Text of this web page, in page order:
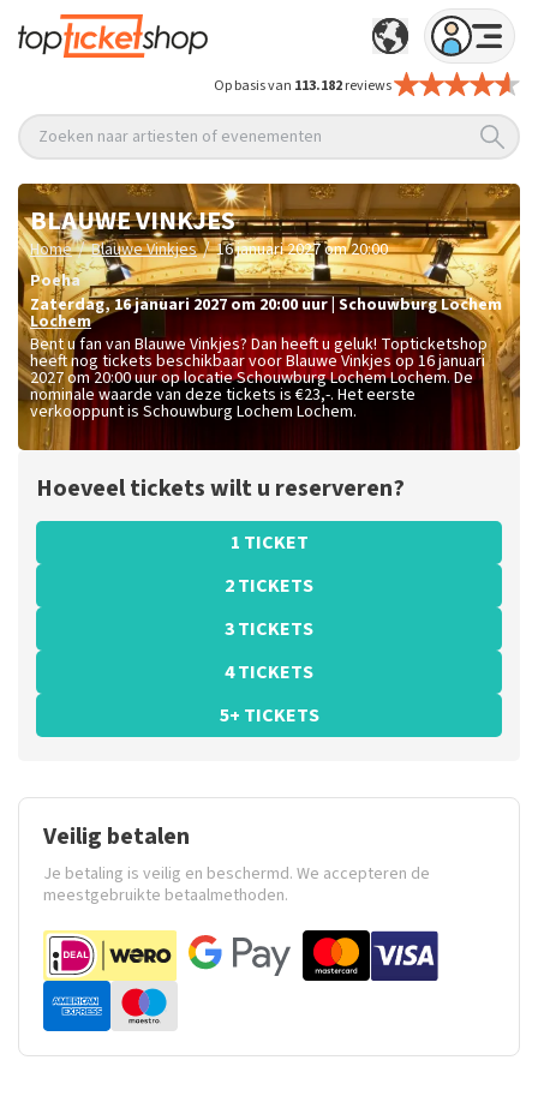
Op basis van 113.182reviews
Zoeken naar artiesten of evenementen
BLAUWE VINKJES
Home / Blauwe Vinkjes / 16 januari 2027 om 20:00
Poeha
zaterdag,16 januari 2027 om 20:00uur |Schouwburg Lochem
Lochem
Bent u fan van Blauwe Vinkjes? Dan heeft u geluk! Topticketshop
heeft nog tickets beschikbaar voor Blauwe Vinkjes op 16 januari
2027 om 20:00 uur op locatie Schouwburg Lochem Lochem. De
nominale waarde van deze tickets is €23,-. Het eerste
verkooppunt is Schouwburg Lochem Lochem.
Hoeveel tickets wilt u reserveren?
1 TICKET
2 TICKETS
3 TICKETS
4 TICKETS
5+ TICKETS
Veilig betalen
Je betaling is veilig en beschermd. We accepteren de
meestgebruikte betaalmethoden.